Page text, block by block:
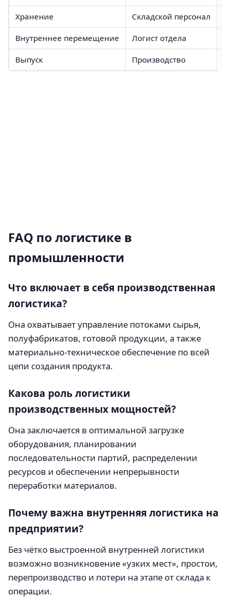
Хранение Складской персонал
Внутреннее перемещение Логист отдела
Выпуск Производство
FAQ по логистике в
промышленности
Что включает в себя производственная
логистика?
Она охватывает управление потоками сырья,
полуфабрикатов, готовой продукции, а также
материально-техническое обеспечение по всей
цепи создания продукта.
Какова роль логистики
производственных мощностей?
Она заключается в оптимальной загрузке
оборудования, планировании
последовательности партий, распределении
ресурсов и обеспечении непрерывности
переработки материалов.
Почему важна внутренняя логистика на
предприятии?
Без чётко выстроенной внутренней логистики
возможно возникновение «узких мест», простои,
перепроизводство и потери на этапе от склада к
операции.